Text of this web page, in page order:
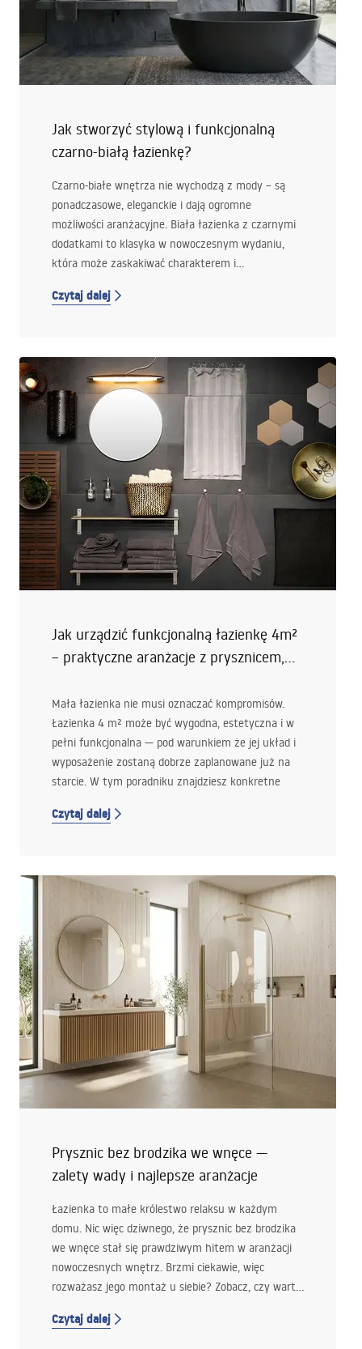
Jak stworzyć stylową i funkcjonalną
czarno-białą łazienkę?
Czarno-białe wnętrza nie wychodzą z mody – są
ponadczasowe, eleganckie i dają ogromne
możliwości aranżacyjne. Biała łazienka z czarnymi
dodatkami to klasyka w nowoczesnym wydaniu,
która może zaskakiwać charakterem i
przestrzeń, która będzie jednocześnie stylowa,
jak stworzyć harmonijną i efektowną łazienkę, w
której kontrast gra pierwsze skrzypce, ale nie
przytłacza.
Czytaj dalej
Jak urządzić funkcjonalną łazienkę 4m²
– praktyczne aranżacje z prysznicem,
Mała łazienka nie musi oznaczać kompromisów.
Łazienka 4 m² może być wygodna, estetyczna i w
pełni funkcjonalna — pod warunkiem że jej układ i
wyposażenie zostaną dobrze zaplanowane już na
starcie. W tym poradniku znajdziesz konkretne
wannę lub pralkę na niewielkim metrażu bez
Z tego artykułu dowiesz się:
czy da się urządzić funkcjonalną łazienkę 4 m²
bez rezygnowania z wygody i estetyki,
jak zaplanować układ małej łazienki, aby nie
tracić cennej przestrzeni,
kiedy lepiej sprawdzi się prysznic, a kiedy wanna
na niewielkim metrażu,
jak wkomponować pralkę w łazience 4 m², bez
jakie rozwiązania naprawdę działają w małej
łazience, od armatury po zabudowy
podtynkowe,
ile może kosztować urządzenie łazienki 4 m² w
Czytaj dalej
Prysznic bez brodzika we wnęce —
zalety wady i najlepsze aranżacje
Łazienka to małe królestwo relaksu w każdym
domu. Nic więc dziwnego, że prysznic bez brodzika
we wnęce stał się prawdziwym hitem w aranżacji
nowoczesnych wnętrz. Brzmi ciekawie, więc
rozważasz jego montaż u siebie? Zobacz, czy warto
wymarzoną przestrzeń kąpielową!
Czytaj dalej